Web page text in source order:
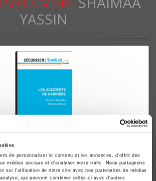
de personnaliser le contenu et les annonces, d'offrir des
médias sociaux et d'analyser notre trafic. Nous partageons
sur l'utilisation de notre site avec nos partenaires de médias
qui peuvent combiner celles-ci avec d'autres
YASSIN
de carrière
Yassin